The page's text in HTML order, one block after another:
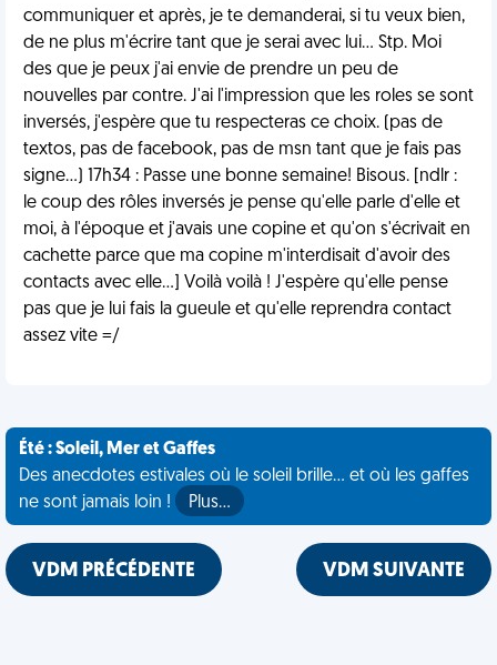
communiquer et après, je te demanderai, si tu veux bien,
de ne plus m'écrire tant que je serai avec lui... Stp. Moi
des que je peux j'ai envie de prendre un peu de
nouvelles par contre. J'ai l'impression que les roles se sont
inversés, j'espère que tu respecteras ce choix. (pas de
textos, pas de facebook, pas de msn tant que je fais pas
signe...) 17h34 : Passe une bonne semaine! Bisous. [ndlr :
le coup des rôles inversés je pense qu'elle parle d'elle et
moi, à l'époque et j'avais une copine et qu'on s'écrivait en
cachette parce que ma copine m'interdisait d'avoir des
contacts avec elle...] Voilà voilà ! J'espère qu'elle pense
pas que je lui fais la gueule et qu'elle reprendra contact
assez vite =/
Été : Soleil, Mer et Gaffes
Des anecdotes estivales où le soleil brille... et où les gaffes
ne sont jamais loin !
Plus…
VDM PRÉCÉDENTE VDM SUIVANTE